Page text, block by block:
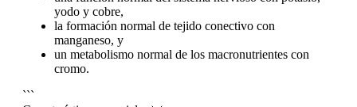
yodo y cobre,
la formación normal de tejido conectivo con
manganeso, y
un metabolismo normal de los macronutrientes con
cromo.
```